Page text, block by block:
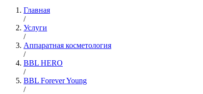
Главная
/
Услуги
/
Аппаратная косметология
/
BBL HERO
/
BBL Forever Young
/